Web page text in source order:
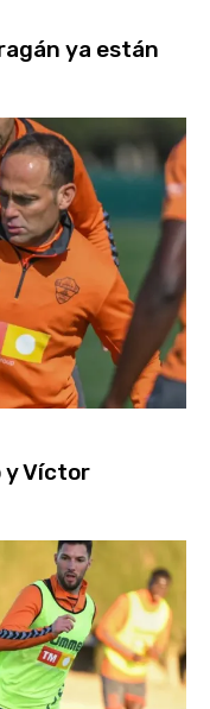
ya están
y Víctor